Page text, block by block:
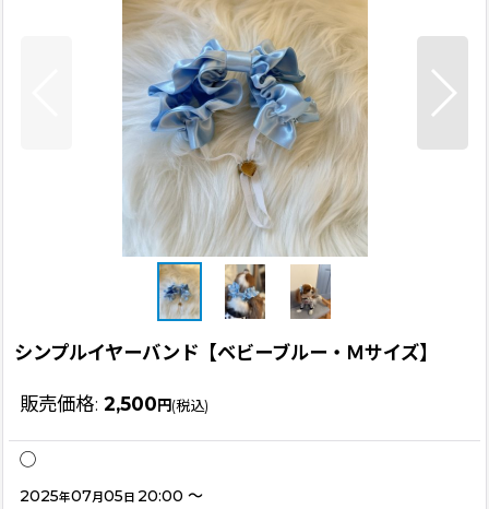
シンプルイヤーバンド【ベビーブルー・Ｍサイズ】
販売価格: 2,500円(税込)
◯
2025年07月 05日 20:00 ～